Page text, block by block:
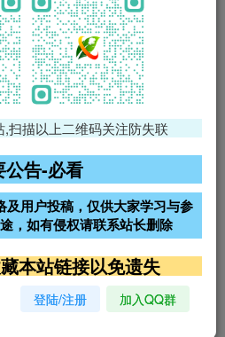
影视源码
腾讯轻量4核4G3M服务器38元/
/
雨云高防免备案服务器
超低价文字广告位招租
超低价文字广告位招租
,扫描以上二维码关注防失联
公告-必看
及用户投稿，仅供大家学习与参
，如有侵权请联系站长删除
本站链接以免遗失
登陆/注册 加入QQ群